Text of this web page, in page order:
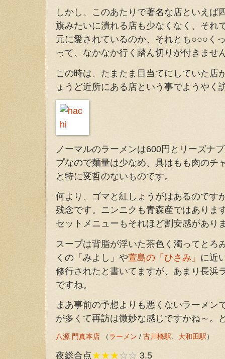
しかし、このあたりで著名な店といえば
旗みたいに潰れる店も少なくなく、それ
元に愛されているのか、それとも○○○く
って、なかなか行く踏ん切りが付きませ
この時は、たまたま目当てにしていた店
ょうど近所にある店という事でようやく
ノーマルのラーメンは600円とリーズナ
プなので麺量は少なめ、具はもも肉のチ
と特に変哲のないものです。
何より、ゴマと紅しょうがはあるのです
残念です。ニンニクも青森産ではありま
セットメニューもそれほど割安感があり
スープは背脂が浮いた茶色く濁ってとろ
くの「みよし」や萱島の「ひさみ」 に近
修行されたと書いてますが、あまり長浜
ですね。
まあ事前の予想よりも悪くないラーメン
が多くて再訪は微妙な感じですかね～。
八源 門真本店 （ ラーメン / 古川橋駅 大和田駅 ）
夜総合点★★★☆☆ 3.5